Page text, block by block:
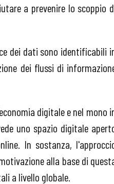
a prevenire lo scoppio
dei dati sono identificabili
dei flussi di
digitale e nel mono
uno spazio digitale
In sostanza,
alla base di
a livello globale.